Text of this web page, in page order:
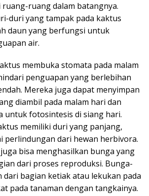
ruang-ruang dalam batangnya.
duri yang tampak pada kaktus
daun yang berfungsi untuk
air.
membuka stomata pada malam
penguapan yang berlebihan
Mereka juga dapat menyimpan
diambil pada malam hari dan
untuk fotosintesis di siang hari.
memiliki duri yang panjang,
perlindungan dari hewan herbivora.
bisa menghasilkan bunga yang
dari proses reproduksi. Bunga-
bagian ketiak atau lekukan pada
pada tanaman dengan tangkainya.